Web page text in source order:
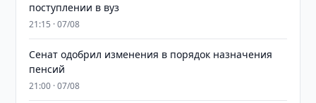
поступлении в вуз
21:15 · 07/08
Сенат одобрил изменения в порядок назначения
пенсий
21:00 · 07/08